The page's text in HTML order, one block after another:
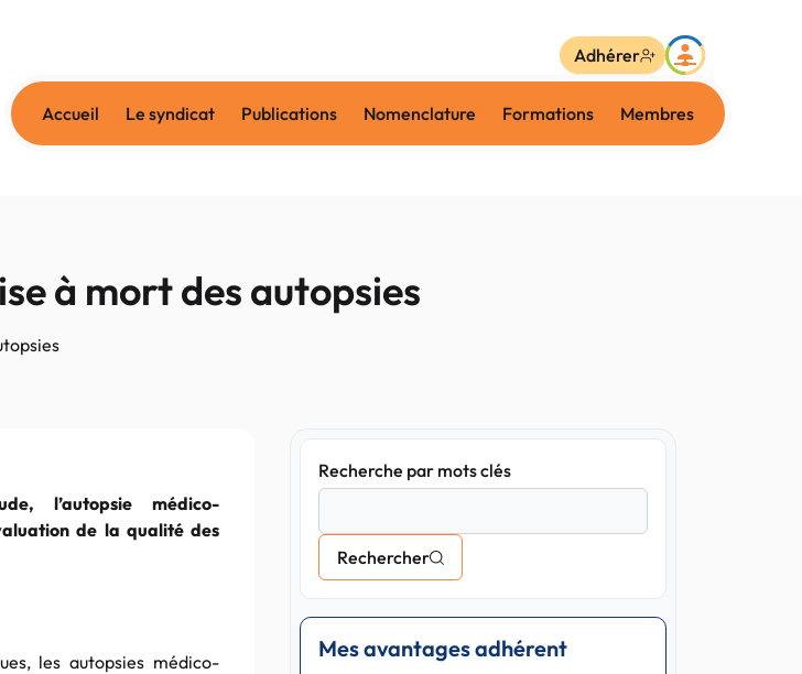
Accueil Le syndicat Publications Nomenclature Formations Membres
Adhérer
à mort des autopsies
l’autopsie médico-
de la qualité des
les autopsies médico-
Recherche par mots clés
Rechercher
Mes avantages adhérent